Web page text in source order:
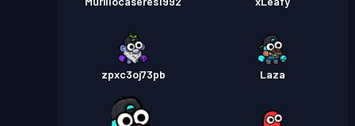
zpxc3oj73pb Laza